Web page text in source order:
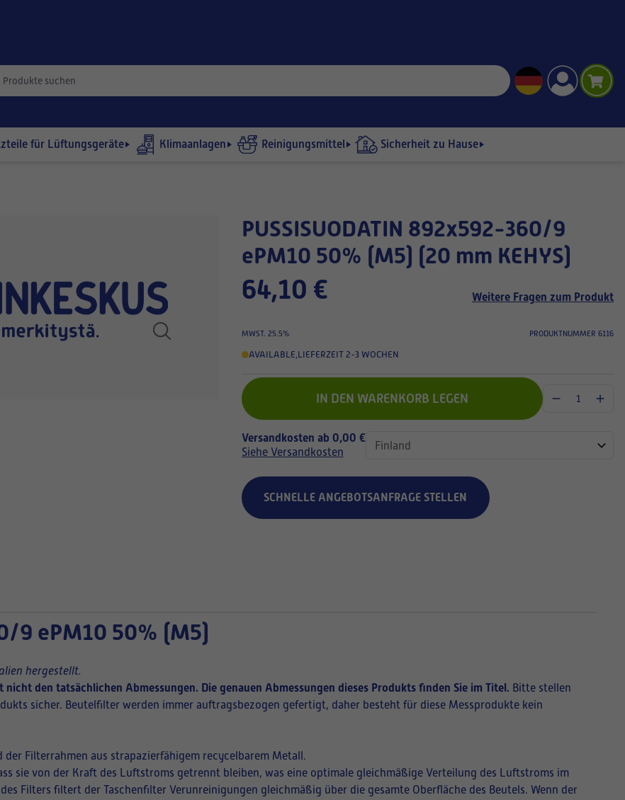
für Lüftungsgeräte Klimaanlagen Reinigungsmittel Sicherheit zu Hause
PUSSISUODATIN 892x592-360/9
ePM10 50% (M5) (20 mm KEHYS)
64,10 € Weitere Fragen zum Produkt
MWST. 25.5% PRODUKTNUMMER 6116
AVAILABLE,LIEFERZEIT 2-3 WOCHEN
IN DEN WARENKORB LEGEN
Versandkosten ab 0,00 €
Siehe Versandkosten
SCHNELLE ANGEBOTSANFRAGE STELLEN
9 ePM10 50% (M5)
hergestellt.
den tatsächlichen Abmessungen. Die genauen Abmessungen dieses Produkts finden Sie im Titel. Bitte stellen
sicher. Beutelfilter werden immer auftragsbezogen gefertigt, daher besteht für diese Messprodukte kein
Filterrahmen aus strapazierfähigem recycelbarem Metall.
sie von der Kraft des Luftstroms getrennt bleiben, was eine optimale gleichmäßige Verteilung des Luftstroms im
Filters filtert der Taschenfilter Verunreinigungen gleichmäßig über die gesamte Oberfläche des Beutels. Wenn der